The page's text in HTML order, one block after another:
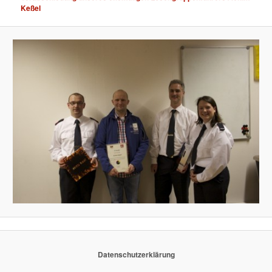
Keßel
Datenschutzerklärung